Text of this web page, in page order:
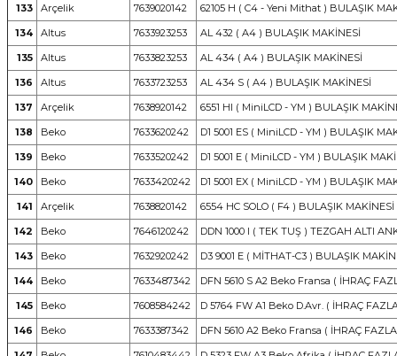
133
Arçelik 7639020142
62105 H ( C4 - Yeni Mithat ) BULAŞIK
134
Altus 7633923253
AL 432 ( A4 ) BULAŞIK MAKİNESİ
135
Altus 7633823253
AL 434 ( A4 ) BULAŞIK MAKİNESİ
136
Altus 7633723253
AL 434 S ( A4 ) BULAŞIK MAKİNESİ
137
Arçelik 7638920142
6551 HI ( MiniLCD - YM ) BULAŞIK
138
Beko 7633620242
D1 5001 ES ( MiniLCD - YM ) BULAŞIK
139
Beko 7633520242
D1 5001 E ( MiniLCD - YM ) BULAŞIK
140
Beko 7633420242
D1 5001 EX ( MiniLCD - YM ) BULAŞIK
141
Arçelik 7638820142
6554 HC SOLO ( F4 ) BULAŞIK MAKİNESİ
142
Beko 7646120242
DDN 1000 I ( TEK TUŞ ) TEZGAH ALTI
143
Beko 7632920242
D3 9001 E ( MİTHAT-C3 ) BULAŞIK
144
Beko 7633487342
DFN 5610 S A2 Beko Fransa ( İHRAÇ
145
Beko 7608584242
D 5764 FW A1 Beko D.Avr. ( İHRAÇ
146
Beko 7633387342
DFN 5610 A2 Beko Fransa ( İHRAÇ